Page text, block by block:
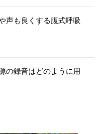
声も良くする腹式呼吸
の録音はどのように用